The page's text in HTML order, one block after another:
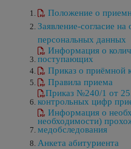
Положение о
Заявление-согласие на
персональных данных
Информация о
поступающих
Приказ о приёмной
Правила приема
Приказ №240/1 от
контрольных цифр
Информация о
необходимости)
медобследования
Анкета абитуриента